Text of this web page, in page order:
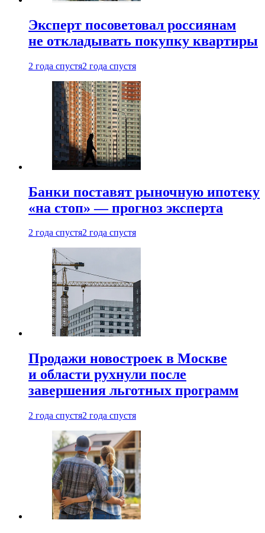
Эксперт посоветовал россиянам
не откладывать покупку квартиры
2 года спустя2 года спустя
Банки поставят рыночную ипотеку
«на стоп» — прогноз эксперта
2 года спустя2 года спустя
Продажи новостроек в Москве
и области рухнули после
завершения льготных программ
2 года спустя2 года спустя